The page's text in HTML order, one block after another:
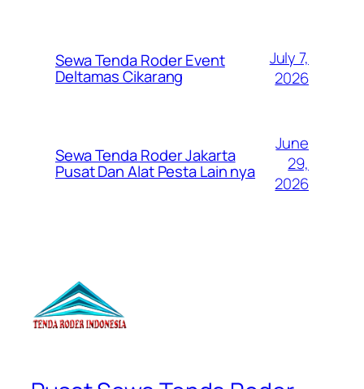
Sewa Tenda Roder Event
Deltamas Cikarang
July 7,
2026
Sewa Tenda Roder Jakarta
Pusat Dan Alat Pesta Lain nya
June
29,
2026